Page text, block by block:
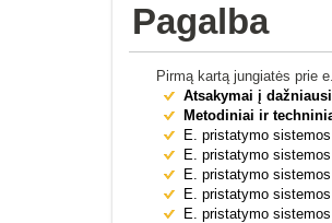
Pagalba
Pirmą kartą jungiatės prie
Atsakymai į
Metodiniai ir
E. pristatymo
E. pristatymo
E. pristatymo
E. pristatymo
E. pristatymo